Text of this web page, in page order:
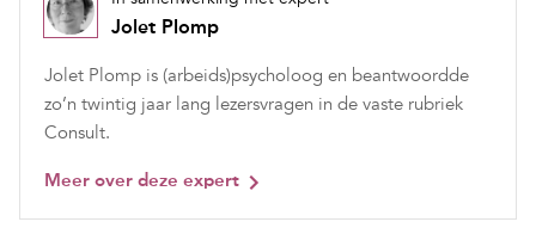
Jolet Plomp
Jolet Plomp is (arbeids)psycholoog en beantwoordde
zo’n twintig jaar lang lezersvragen in de vaste rubriek
Consult.
Meer over deze expert